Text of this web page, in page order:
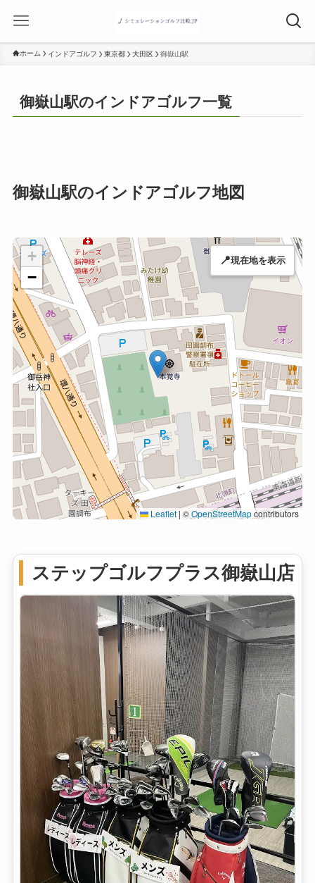
ホーム インドアゴルフ 東京都 大田区 御嶽山駅
御嶽山駅のインドアゴルフ一覧
御嶽山駅のインドアゴルフ地図
+
−
Leaflet | ©OpenStreetMapcontributors
📍現在地を表示
ステップゴルフプラス御嶽山店